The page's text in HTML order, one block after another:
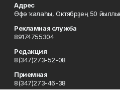
Адрес
Өфө ҡалаһы, Октябрҙең 50
Рекламная служба
89174755304
Редакция
8(347)273-52-08
Приемная
8(347)273-46-38